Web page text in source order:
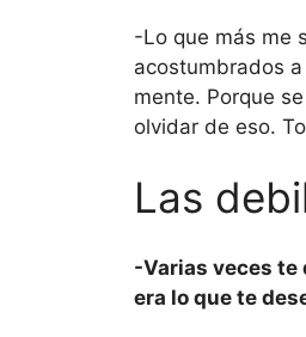
-Lo que más me
acostumbrados
mente. Porque
olvidar de eso.
Las
-Varias veces te
era lo que te